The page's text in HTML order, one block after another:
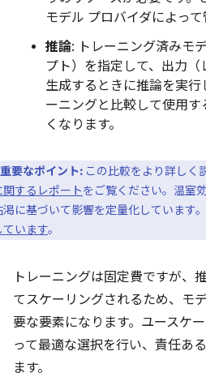
モデル プロバイダによって
推論: トレーニング済みモ
プト）を指定して、出力
生成するときに推論を実
ーニングと比較して使用
くなります。
重要なポイント: この比較をより詳しく
関するレポートをご覧ください。温室
に基づいて影響を定量化しています。
ています。
トレーニングは固定費ですが、
てスケーリングされるため、モ
要な要素になります。ユースケ
って最適な選択を行い、責任あ
ます。